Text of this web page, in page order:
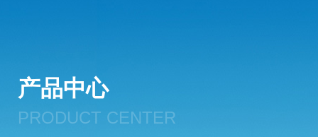
产品中心
PRODUCT CENTER